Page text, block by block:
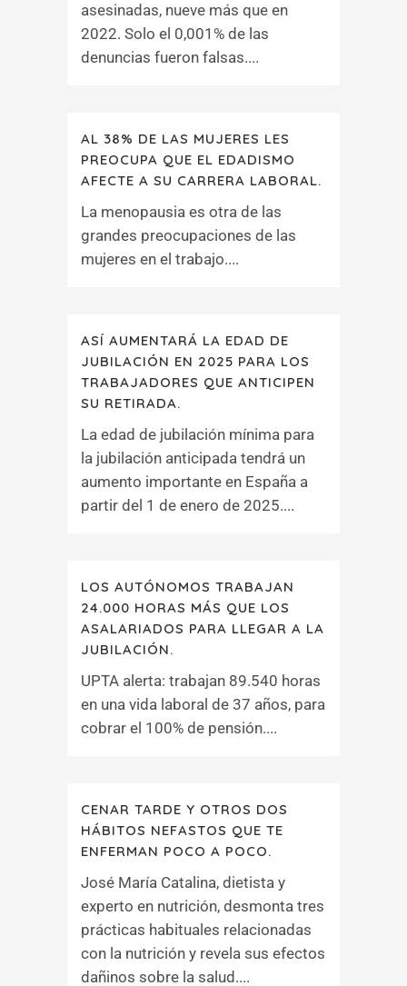
asesinadas, nueve más que en
2022. Solo el 0,001% de las
denuncias fueron falsas....
AL 38% DE LAS MUJERES LES
PREOCUPA QUE EL EDADISMO
AFECTE A SU CARRERA LABORAL.
La menopausia es otra de las
grandes preocupaciones de las
mujeres en el trabajo....
ASÍ AUMENTARÁ LA EDAD DE
JUBILACIÓN EN 2025 PARA LOS
TRABAJADORES QUE ANTICIPEN
SU RETIRADA.
La edad de jubilación mínima para
la jubilación anticipada tendrá un
aumento importante en España a
partir del 1 de enero de 2025....
LOS AUTÓNOMOS TRABAJAN
24.000 HORAS MÁS QUE LOS
ASALARIADOS PARA LLEGAR A LA
JUBILACIÓN.
UPTA alerta: trabajan 89.540 horas
en una vida laboral de 37 años, para
cobrar el 100% de pensión....
CENAR TARDE Y OTROS DOS
HÁBITOS NEFASTOS QUE TE
ENFERMAN POCO A POCO.
José María Catalina, dietista y
experto en nutrición, desmonta tres
prácticas habituales relacionadas
con la nutrición y revela sus efectos
dañinos sobre la salud....